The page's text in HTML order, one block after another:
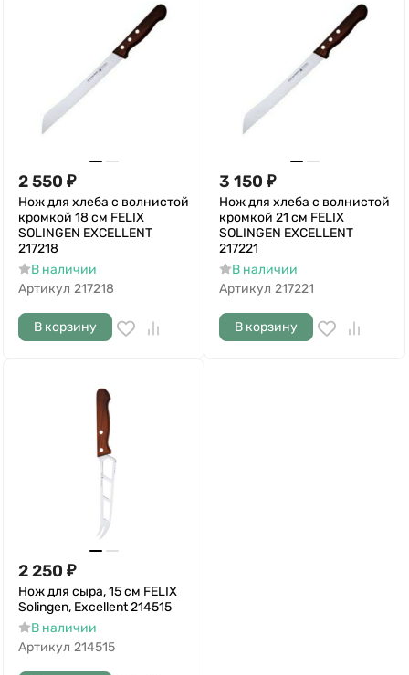
2 550 ₽
Нож для хлеба с волнистой
кромкой 18 см FELIX
SOLINGEN EXCELLENT
217218
В наличии
Артикул 217218
В корзину
3 150 ₽
Нож для хлеба с волнистой
кромкой 21 см FELIX
SOLINGEN EXCELLENT
217221
В наличии
Артикул 217221
В корзину
2 250 ₽
Нож для сыра, 15 см FELIX
Solingen, Excellent 214515
В наличии
Артикул 214515